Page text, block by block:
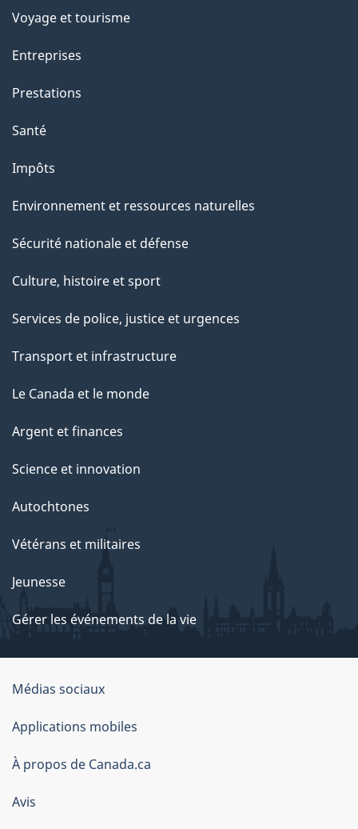
Voyage et tourisme
Entreprises
Prestations
Santé
Impôts
Environnement et ressources naturelles
Sécurité nationale et défense
Culture, histoire et sport
Services de police, justice et urgences
Transport et infrastructure
Le Canada et le monde
Argent et finances
Science et innovation
Autochtones
Vétérans et militaires
Jeunesse
Gérer les événements de la vie
Organisation
du
gouvernement
du
Canada
Médias sociaux
Applications mobiles
À propos de Canada.ca
Avis